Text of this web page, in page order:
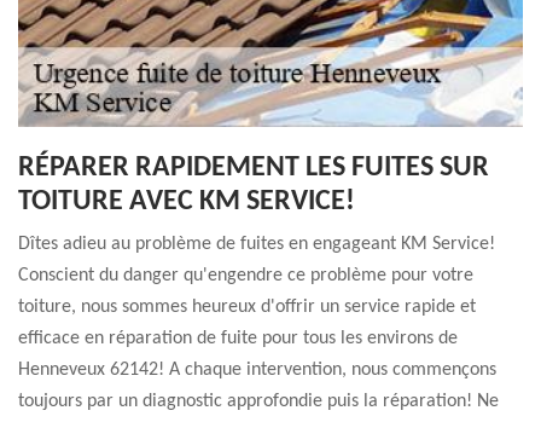
RÉPARER RAPIDEMENT LES FUITES SUR
TOITURE AVEC KM SERVICE!
Dîtes adieu au problème de fuites en engageant KM Service!
Conscient du danger qu'engendre ce problème pour votre
toiture, nous sommes heureux d'offrir un service rapide et
efficace en réparation de fuite pour tous les environs de
Henneveux 62142! A chaque intervention, nous commençons
toujours par un diagnostic approfondie puis la réparation! Ne